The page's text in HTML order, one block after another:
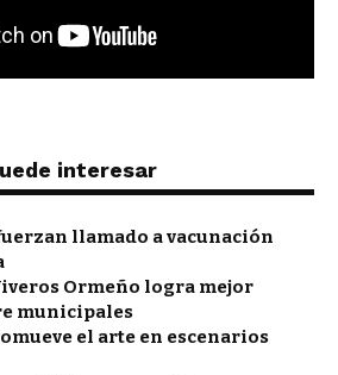
interesar
llamado a vacunación
Ormeño logra mejor
municipales
el arte en escenarios